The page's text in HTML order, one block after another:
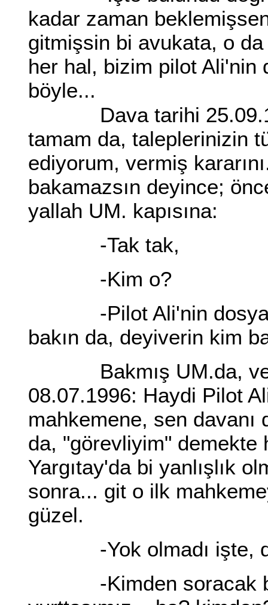
kadar zaman
gitmişsin bi avukata, o
her hal, bizim pilot Ali'nin
böyle...
Dava tarihi
tamam da, taleplerinizin
ediyorum, vermiş
bakamazsın deyince;
yallah UM. kapısına:
-Tak tak,
-Kim o?
-Pilot Ali'nin
bakın da, deyiverin kim
Bakmış UM.da,
08.07.1996: Haydi Pilot
mahkemene, sen davanı
da, "görevliyim" demekte
Yargıtay'da bi yanlışlık
sonra... git o ilk
güzel.
-Yok olmadı işte,
-Kimden soracak